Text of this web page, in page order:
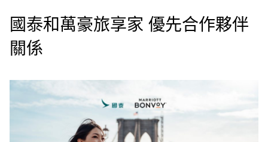
國泰和萬豪旅享家 優先合作夥伴
關係